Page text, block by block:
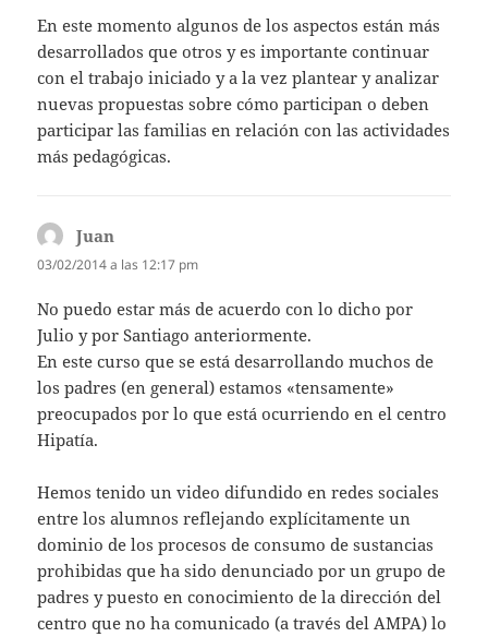
En este momento algunos de los aspectos están más
desarrollados que otros y es importante continuar
con el trabajo iniciado y a la vez plantear y analizar
nuevas propuestas sobre cómo participan o deben
participar las familias en relación con las actividades
más pedagógicas.
Juan
03/02/2014 a las 12:17 pm
No puedo estar más de acuerdo con lo dicho por
Julio y por Santiago anteriormente.
En este curso que se está desarrollando muchos de
los padres (en general) estamos «tensamente»
preocupados por lo que está ocurriendo en el centro
Hipatía.
Hemos tenido un video difundido en redes sociales
entre los alumnos reflejando explícitamente un
dominio de los procesos de consumo de sustancias
prohibidas que ha sido denunciado por un grupo de
padres y puesto en conocimiento de la dirección del
centro que no ha comunicado (a través del AMPA) lo